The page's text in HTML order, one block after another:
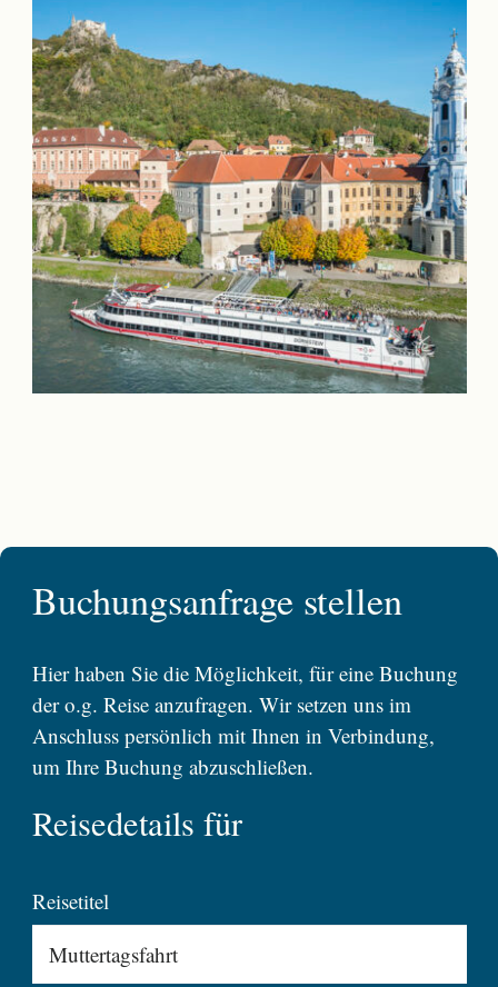
Buchungsanfrage stellen
Hier haben Sie die Möglichkeit, für eine Buchung
der o.g. Reise anzufragen. Wir setzen uns im
Anschluss persönlich mit Ihnen in Verbindung,
um Ihre Buchung abzuschließen.
Reisedetails für
Reisetitel